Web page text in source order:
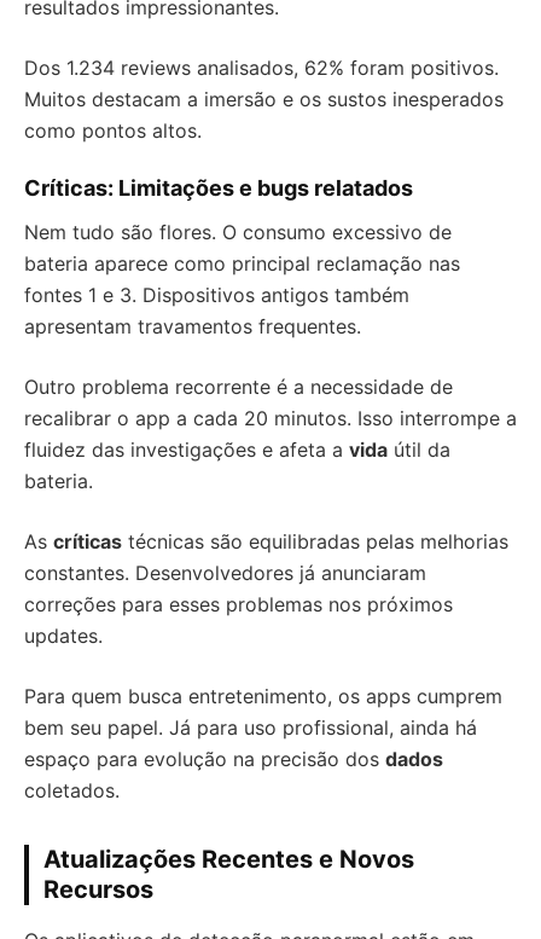
resultados impressionantes.
Dos 1.234 reviews analisados, 62% foram positivos.
Muitos destacam a imersão e os sustos inesperados
como pontos altos.
Críticas: Limitações e bugs relatados
Nem tudo são flores. O consumo excessivo de
bateria aparece como principal reclamação nas
fontes 1 e 3. Dispositivos antigos também
apresentam travamentos frequentes.
Outro problema recorrente é a necessidade de
recalibrar o app a cada 20 minutos. Isso interrompe a
fluidez das investigações e afeta a vida útil da
bateria.
As críticas técnicas são equilibradas pelas melhorias
constantes. Desenvolvedores já anunciaram
correções para esses problemas nos próximos
updates.
Para quem busca entretenimento, os apps cumprem
bem seu papel. Já para uso profissional, ainda há
espaço para evolução na precisão dos dados
coletados.
Atualizações Recentes e Novos
Recursos